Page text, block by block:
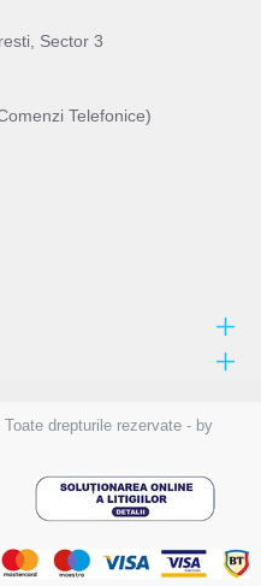
Sector 3
Telefonice)
drepturile rezervate - by